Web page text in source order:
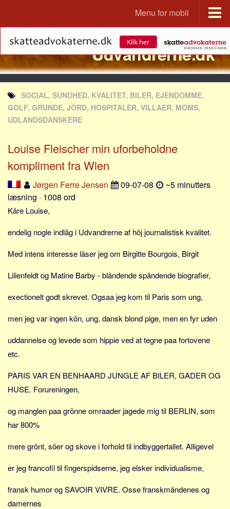
Menu for mobil
Portal
Udvandrerne.dk
Utvandrerne.no
Utvandrarna.se
Tyskland.dk
England.dk
JLKM.dk
Lande
Tyrkiet
Spanien
Sverige
Norge
Grækenland
USA
Investering
Pension og opsparing
Forbrug
Alle
Udvandrerne.dk
SOCIAL, SUNDHED, KVALITET, BILER, EJENDOMME,
GOLF, GRUNDE, JORD, HOSPITALER, VILLAER, MOMS,
UDLANDSDANSKERE
Louise Fleischer min uforbeholdne
kompliment fra Wien
Jørgen Ferre Jensen 09-07-08
~5 minutters
læsning · 1008 ord
Käre Louise,
endelig nogle indläg i Udvandrerne af höj journalistisk kvalitet.
Med intens interesse läser jeg om Birgitte Bourgois, Birgit
Lilienfeldt og Matine Barby - bländende spändende biografier,
exectionelt godt skrevet. Ogsaa jeg kom til Paris som ung,
men jeg var ingen kön, ung, dansk blond pige, men en fyr uden
uddannelse og levede som hippie ved at tegne paa fortovene
etc.
PARIS VAR EN BENHAARD JUNGLE AF BILER, GADER OG
HUSE. Forureningen,
og manglen paa grönne omraader jagede mig til BERLIN, som
har 800%
mere grönt, söer og skove i forhold til indbyggertallet. Alligevel
er jeg francofil til fingerspidserne, jeg elsker individualisme,
fransk humor og SAVOIR VIVRE. Osse franskmändenes og
damernes